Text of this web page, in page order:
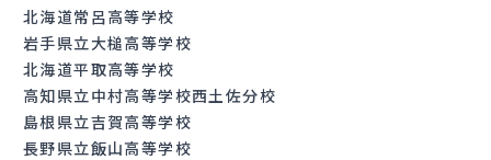
北海道常呂高等学校
岩手県立大槌高等学校
北海道平取高等学校
高知県立中村高等学校西土佐分校
島根県立吉賀高等学校
長野県立飯山高等学校